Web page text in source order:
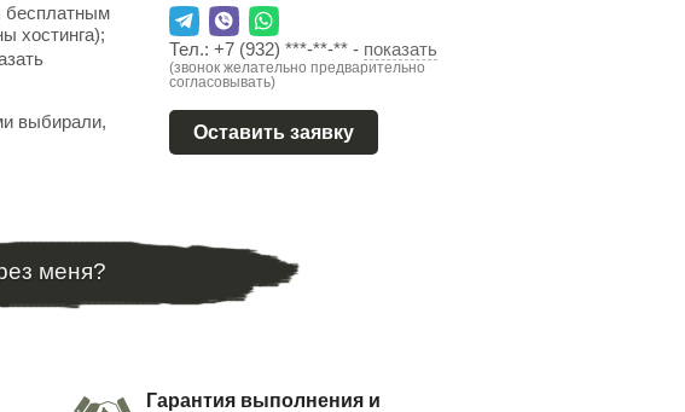
бесплатным
хостинга);
выбирали,
Тел.: +7 (932) ***-**-** - показать
(звонок желательно предварительно
согласовывать)
Оставить заявку
меня?
Гарантия выполнения и